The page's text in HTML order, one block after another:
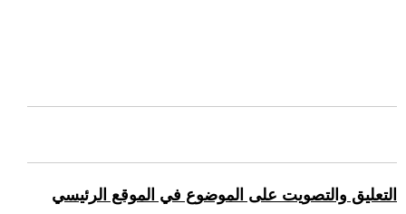
التعليق والتصويت على الموضوع في الموقع الرئيسي